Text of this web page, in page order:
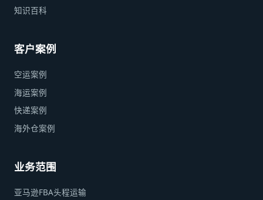
知识百科
客户案例
空运案例
海运案例
快递案例
海外仓案例
业务范围
亚马逊FBA头程运输